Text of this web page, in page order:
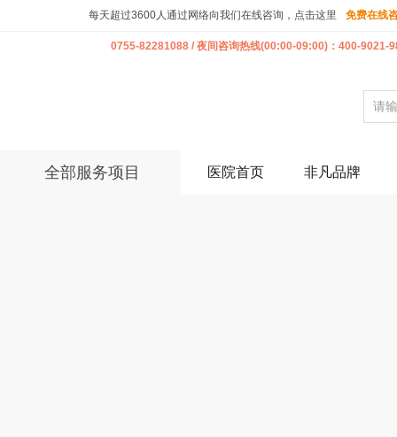
每天超过3600人通过网络向我们在线咨询，点击这里 免费在线
0755-82281088 / 夜间咨询热线(00:00-09:00)：400-9021-
全部服务项目 医院首页 非凡品牌